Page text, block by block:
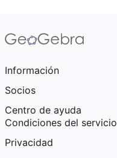
Información
Socios
Centro de ayuda
Condiciones del servicio
Privacidad